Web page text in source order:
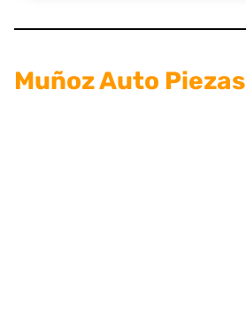
Muñoz Auto Piezas